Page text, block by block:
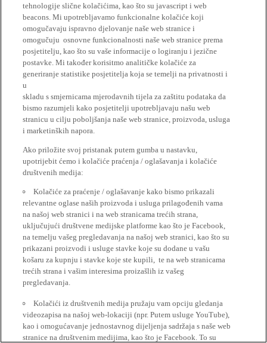
tehnologije slične kolačićima, kao što su javascript i web
beacons. Mi upotrebljavamo funkcionalne kolačiće koji
omogučavaju ispravno djelovanje naše web stranice i
omogučuju osnovne funkcionalnosti naše web stranice prema
posjetitelju, kao što su vaše informacije o logiranju i jezične
postavke. Mi također korisitmo analitičke kolačiće za
generiranje statistike posjetitelja koja se temelji na privatnosti i
u
skladu s smjernicama mjerodavnih tijela za zaštitu podataka da
bismo razumjeli kako posjetitelji upotrebljavaju našu web
stranicu u cilju poboljšanja naše web stranice, proizvoda, usluga
i marketinških napora.
Ako priložite svoj pristanak putem gumba u nastavku,
upotrijebit ćemo i kolačiće praćenja / oglašavanja i kolačiće
društvenih medija:
Kolačiće za praćenje / oglašavanje kako bismo prikazali
relevantne oglase naših proizvoda i usluga prilagođenih vama
na našoj web stranici i na web stranicama trećih strana,
uključujući društvene medijske platforme kao što je Facebook,
na temelju vašeg pregledavanja na našoj web stranici, kao što su
prikazani proizvodi i usluge stavke koje su dodane u vašu
košaru za kupnju i stavke koje ste kupili, te na web stranicama
trećih strana i vašim interesima proizašlih iz vašeg
pregledavanja.
Kolačići iz društvenih medija pružaju vam opciju gledanja
videozapisa na našoj web-lokaciji (npr. Putem usluge YouTube),
kao i omogućavanje jednostavnog dijeljenja sadržaja s naše web
stranice na društvenim medijima, kao što je Facebook. To su